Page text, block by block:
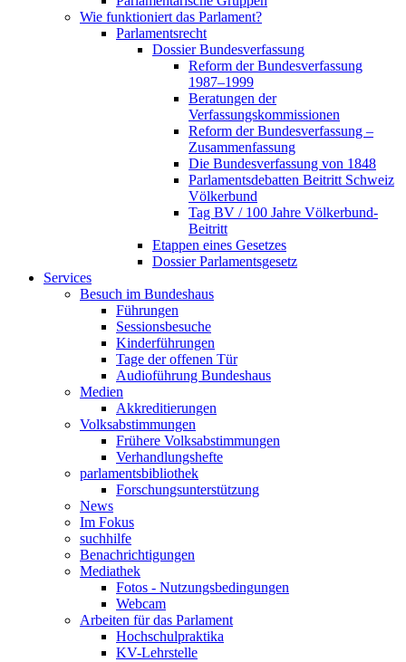
Wie funktioniert das Parlament?
Parlamentsrecht
Dossier Bundesverfassung
Reform der Bundesverfassung
1987–1999
Beratungen der
Verfassungskommissionen
Reform der Bundesverfassung –
Zusammenfassung
Die Bundesverfassung von 1848
Parlamentsdebatten Beitritt Schweiz
Völkerbund
Tag BV / 100 Jahre Völkerbund-
Beitritt
Etappen eines Gesetzes
Dossier Parlamentsgesetz
Services
Besuch im Bundeshaus
Führungen
Sessionsbesuche
Kinderführungen
Tage der offenen Tür
Audioführung Bundeshaus
Medien
Akkreditierungen
Volksabstimmungen
Frühere Volksabstimmungen
Verhandlungshefte
parlamentsbibliothek
Forschungsunterstützung
News
Im Fokus
suchhilfe
Benachrichtigungen
Mediathek
Fotos - Nutzungsbedingungen
Webcam
Arbeiten für das Parlament
Hochschulpraktika
KV-Lehrstelle